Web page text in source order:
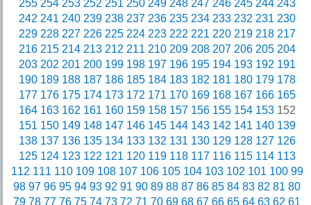
255 254 253 252 251 250 249 248 247 246 245 244 243
242 241 240 239 238 237 236 235 234 233 232 231 230
229 228 227 226 225 224 223 222 221 220 219 218 217
216 215 214 213 212 211 210 209 208 207 206 205 204
203 202 201 200 199 198 197 196 195 194 193 192 191
190 189 188 187 186 185 184 183 182 181 180 179 178
177 176 175 174 173 172 171 170 169 168 167 166 165
164 163 162 161 160 159 158 157 156 155 154 153152
151 150 149 148 147 146 145 144 143 142 141 140 139
138 137 136 135 134 133 132 131 130 129 128 127 126
125 124 123 122 121 120 119 118 117 116 115 114 113
112 111 110 109 108 107 106 105 104 103 102 101 100 99
98 97 96 95 94 93 92 91 90 89 88 87 86 85 84 83 82 81 80
79 78 77 76 75 74 73 72 71 70 69 68 67 66 65 64 63 62 61